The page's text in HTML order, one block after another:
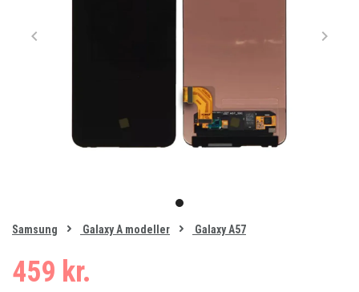
item
0
of
Samsung Galaxy A modeller Galaxy A57
459 kr.